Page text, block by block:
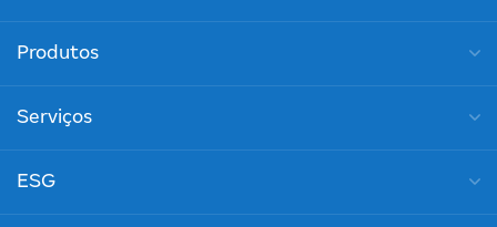
Produtos
Serviços
ESG